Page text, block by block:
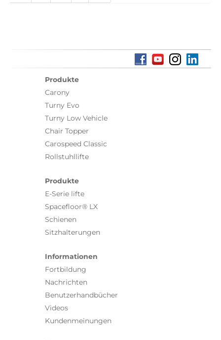
Produkte
Carony
Turny Evo
Turny Low Vehicle
Chair Topper
Carospeed Classic
Rollstuhllifte
Produkte
E-Serie lifte
Spacefloor® LX
Schienen
Sitzhalterungen
Informationen
Fortbildung
Nachrichten
Benutzerhandbücher
Videos
Kundenmeinungen